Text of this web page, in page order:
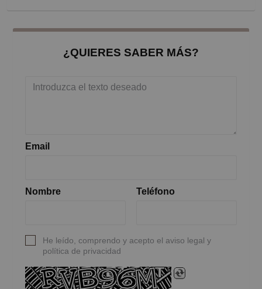
¿QUIERES SABER MÁS?
Email
Nombre Teléfono
He leído, comprendo y acepto el aviso legal y
política de privacidad